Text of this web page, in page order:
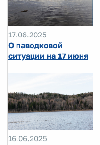
17.06.2025
О паводковой
ситуации на 17 июня
16.06.2025